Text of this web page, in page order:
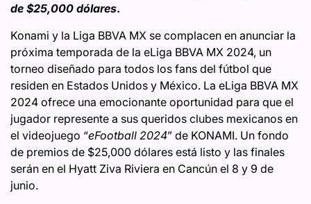
de $25,000 dólares.
Konami y la Liga BBVA MX se complacen en anunciar la
próxima temporada de la eLiga BBVA MX 2024, un
torneo diseñado para todos los fans del fútbol que
residen en Estados Unidos y México. La eLiga BBVA MX
2024 ofrece una emocionante oportunidad para que el
jugador represente a sus queridos clubes mexicanos en
el videojuego “eFootball 2024” de KONAMI. Un fondo
de premios de $25,000 dólares está listo y las finales
serán en el Hyatt Ziva Riviera en Cancún el 8 y 9 de
junio.